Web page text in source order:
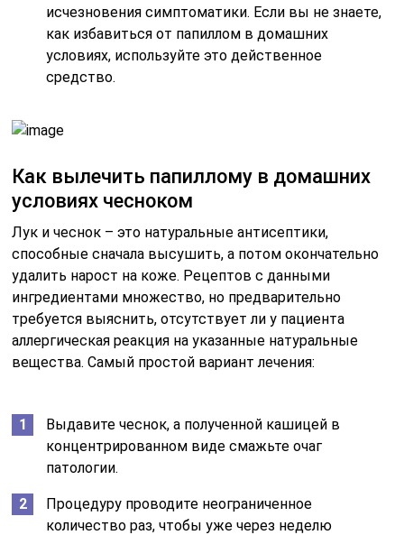
исчезновения симптоматики. Если вы не знаете,
как избавиться от папиллом в домашних
условиях, используйте это действенное
средство.
Как вылечить папиллому в домашних
условиях чесноком
Лук и чеснок – это натуральные антисептики,
способные сначала высушить, а потом окончательно
удалить нарост на коже. Рецептов с данными
ингредиентами множество, но предварительно
требуется выяснить, отсутствует ли у пациента
аллергическая реакция на указанные натуральные
вещества. Самый простой вариант лечения:
Выдавите чеснок, а полученной кашицей в
концентрированном виде смажьте очаг
патологии.
Процедуру проводите неограниченное
количество раз, чтобы уже через неделю